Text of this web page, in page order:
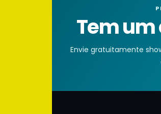
Tem um
Envie gratuitamente